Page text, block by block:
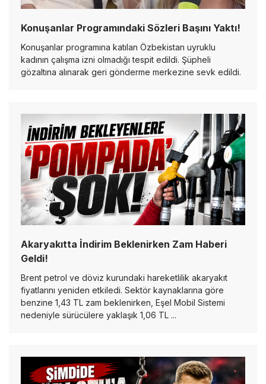
Konuşanlar Programındaki Sözleri Başını Yaktı!
Konuşanlar programına katılan Özbekistan uyruklu
kadının çalışma izni olmadığı tespit edildi. Şüpheli
gözaltına alınarak geri gönderme merkezine sevk edildi.
Akaryakıtta İndirim Beklenirken Zam Haberi
Geldi!
Brent petrol ve döviz kurundaki hareketlilik akaryakıt
fiyatlarını yeniden etkiledi. Sektör kaynaklarına göre
benzine 1,43 TL zam beklenirken, Eşel Mobil Sistemi
nedeniyle sürücülere yaklaşık 1,06 TL ...